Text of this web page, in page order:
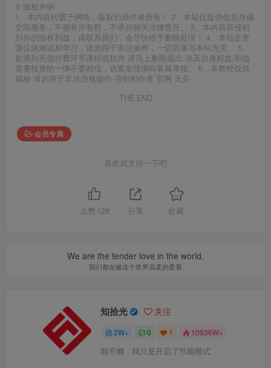
© 版权声明
1、本内容转载于网络，版权归原作者所有！ 2、本站仅提供信息存储
空间服务，不拥有所有权，不承担相关法律责任。 3、本内容若侵犯
到你的版权利益，请联系我们，会尽快给予删除处理！ 4、本站全资
源仅供测试和学习，请勿用于非法操作，一切后果与本站无关。 5、
如遇到充值付费环节课程或软件 请马上删除退出 涉及自身权益/利益
需要投资的一律不要相信，访客发现请向客服举报。 6、本教程仅供
揭秘 请勿用于非法违规操作 否则和作者 官网 无关
THE END
会员专属
喜欢就支持一下吧
点赞 128 分享 收藏
We are the tender love in the world.
我们都在被这个世界温柔的爱着
知拾光 关注
2W+ 0 1 10936W+
我不懒，我只是开启了节能模式